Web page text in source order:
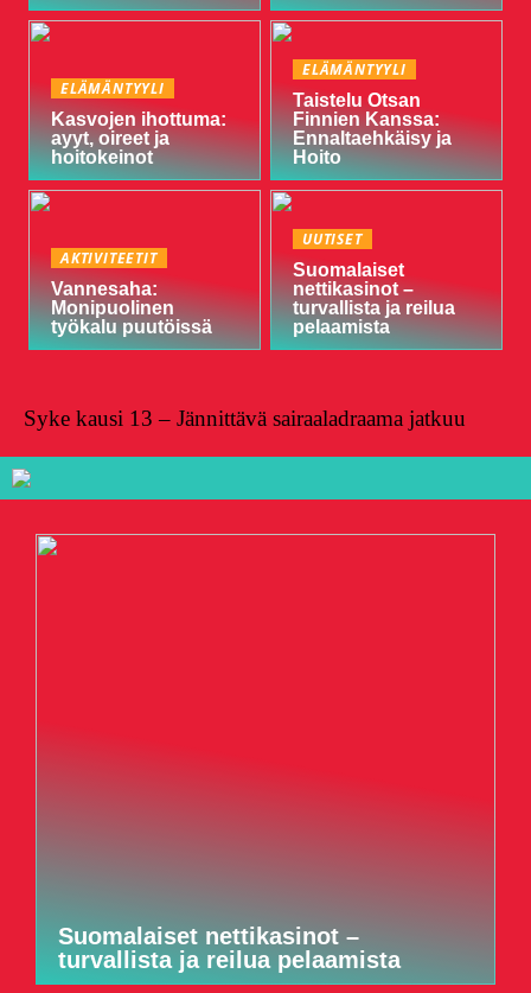
ELÄMÄNTYYLI
Kasvojen ihottuma:
ayyt, oireet ja
hoitokeinot
ELÄMÄNTYYLI
Taistelu Otsan
Finnien Kanssa:
Ennaltaehkäisy ja
Hoito
AKTIVITEETIT
Vannesaha:
Monipuolinen
työkalu puutöissä
UUTISET
Suomalaiset
nettikasinot –
turvallista ja reilua
pelaamista
Syke kausi 13 – Jännittävä sairaaladraama jatkuu
Suomalaiset nettikasinot –
turvallista ja reilua pelaamista